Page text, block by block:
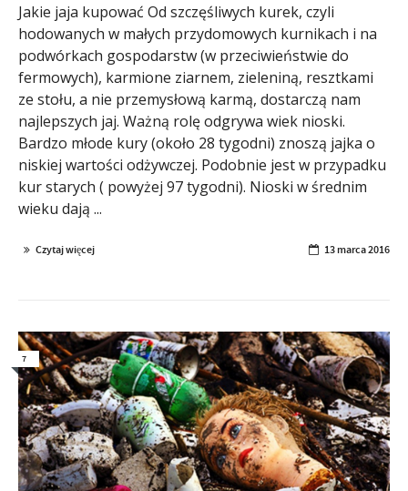
Jakie jaja kupować Od szczęśliwych kurek, czyli
hodowanych w małych przydomowych kurnikach i na
podwórkach gospodarstw (w przeciwieństwie do
fermowych), karmione ziarnem, zieleniną, resztkami
ze stołu, a nie przemysłową karmą, dostarczą nam
najlepszych jaj. Ważną rolę odgrywa wiek nioski.
Bardzo młode kury (około 28 tygodni) znoszą jajka o
niskiej wartości odżywczej. Podobnie jest w przypadku
kur starych ( powyżej 97 tygodni). Nioski w średnim
wieku dają ...
Czytaj więcej 13 marca 2016
7